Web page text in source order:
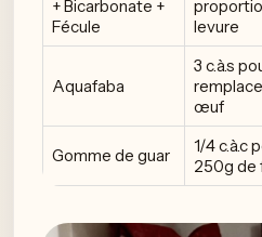
+ Bicarbonate +
Fécule
levure
Aquafaba
3 c.à.s
œuf
Gomme de guar
1/4 c.à.c
250g de